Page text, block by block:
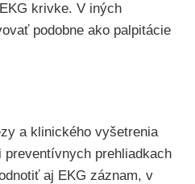
krivke. V iných
podobne ako palpitácie
a klinického vyšetrenia
prehliadkach
aj EKG záznam, v